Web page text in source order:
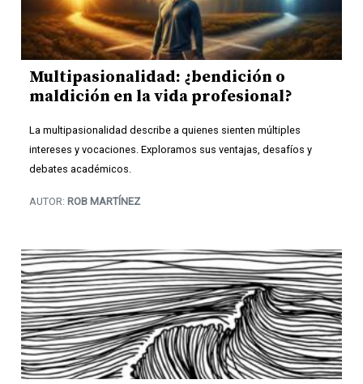
Multipasionalidad: ¿bendición o
maldición en la vida profesional?
La multipasionalidad describe a quienes sienten múltiples
intereses y vocaciones. Exploramos sus ventajas, desafíos y
debates académicos.
AUTOR: ROB MARTÍNEZ